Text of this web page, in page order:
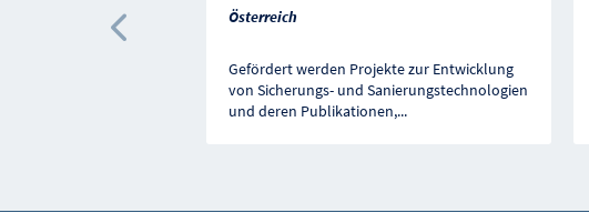
Österreich
Gefördert werden Projekte zur Entwicklung
von Sicherungs- und Sanierungstechnologien
und deren Publikationen,...
Vorherige Förderung